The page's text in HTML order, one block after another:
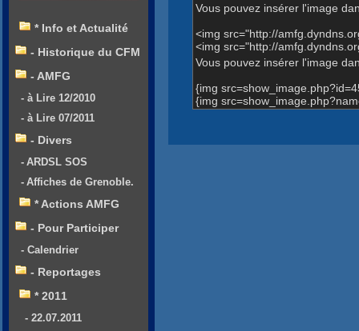
Vous pouvez insérer l'image
<img src="http://
<img src="http://
Vous pouvez insérer l'image
{img
{img
* Info et Actualité
- Historique du CFM
- AMFG
- à Lire 12/2010
- à Lire 07/2011
- Divers
- ARDSL SOS
- Affiches de Grenoble.
* Actions AMFG
- Pour Participer
- Calendrier
- Reportages
* 2011
- 22.07.2011